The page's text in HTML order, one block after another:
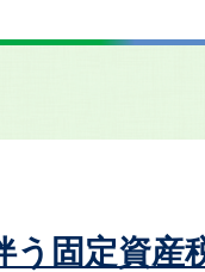
う固定資産